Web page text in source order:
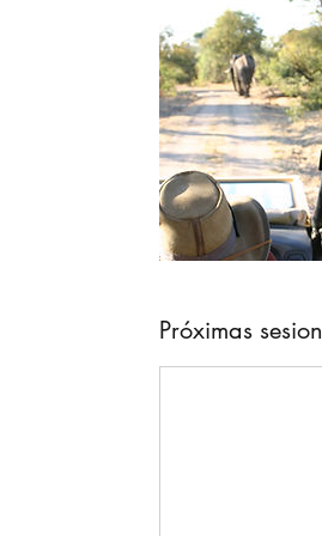
Próximas